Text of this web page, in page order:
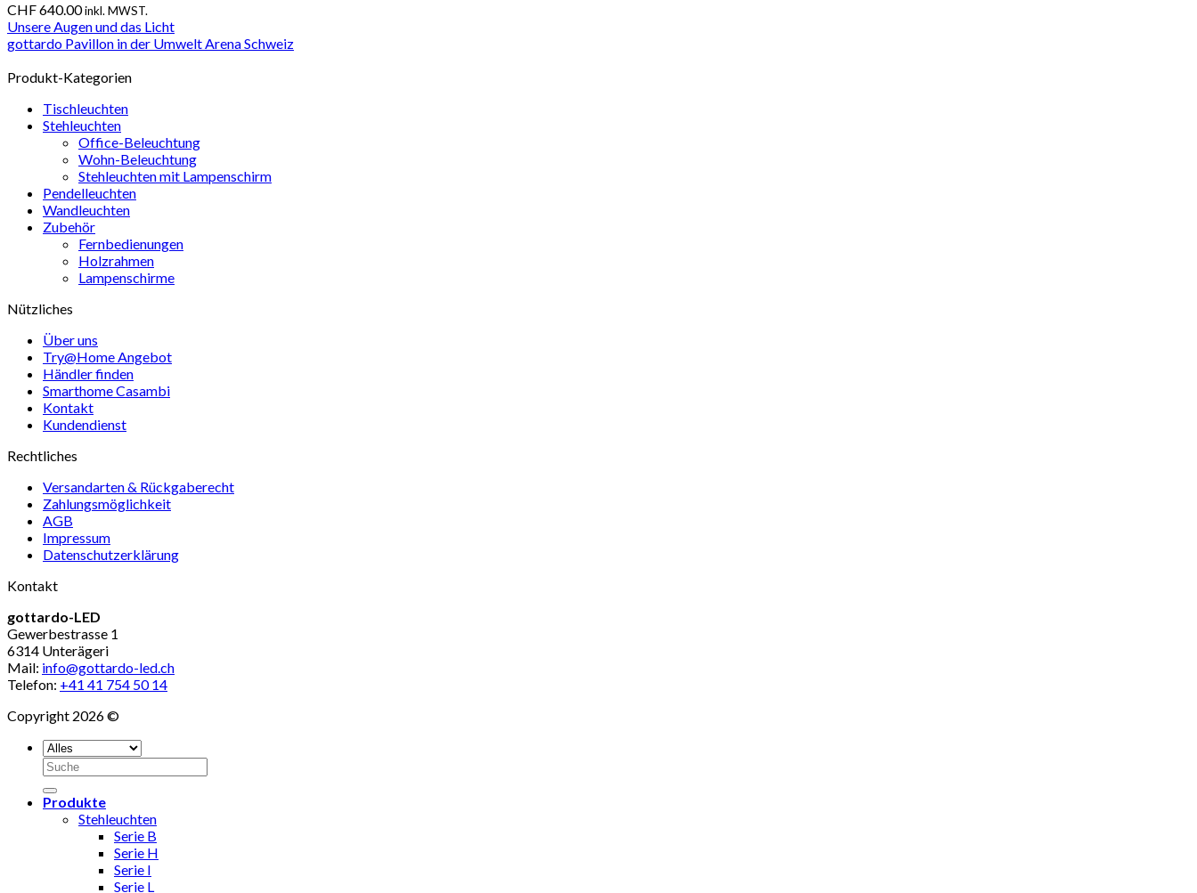
CHF640.00inkl. MWST.
Unsere Augen und das Licht
gottardo Pavillon in der Umwelt Arena Schweiz
Produkt-Kategorien
Tischleuchten
Stehleuchten
Office-Beleuchtung
Wohn-Beleuchtung
Stehleuchten mit Lampenschirm
Pendelleuchten
Wandleuchten
Zubehör
Fernbedienungen
Holzrahmen
Lampenschirme
Nützliches
Über uns
Try@Home Angebot
Händler finden
Smarthome Casambi
Kontakt
Kundendienst
Rechtliches
Versandarten & Rückgaberecht
Zahlungsmöglichkeit
AGB
Impressum
Datenschutzerklärung
Kontakt
gottardo-LED
Gewerbestrasse 1
6314 Unterägeri
Mail: info@gottardo-led.ch
Telefon: +41 41 754 50 14
Copyright 2026 ©
Suchen
nach:
Produkte
Stehleuchten
Serie B
Serie H
Serie I
Serie L